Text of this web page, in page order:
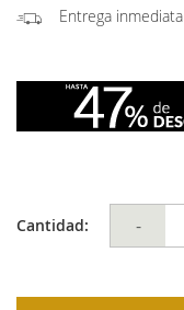
Entrega inmediata
Cantidad: -